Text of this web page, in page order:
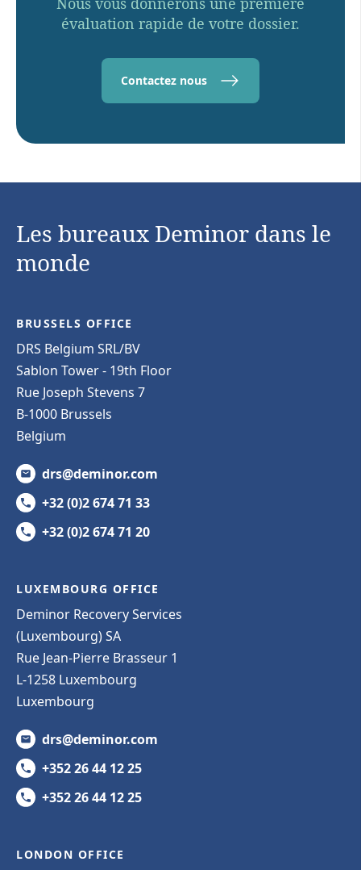
évaluation rapide de votre dossier.
Contactez nous
Les bureaux Deminor dans le
monde
BRUSSELS OFFICE
DRS Belgium SRL/BV
Sablon Tower - 19th Floor
Rue Joseph Stevens 7
B-1000 Brussels
Belgium
drs@deminor.com
+32 (0)2 674 71 33
+32 (0)2 674 71 20
LUXEMBOURG OFFICE
Deminor Recovery Services
(Luxembourg) SA
Rue Jean-Pierre Brasseur 1
L-1258 Luxembourg
Luxembourg
drs@deminor.com
+352 26 44 12 25
+352 26 44 12 25
LONDON OFFICE